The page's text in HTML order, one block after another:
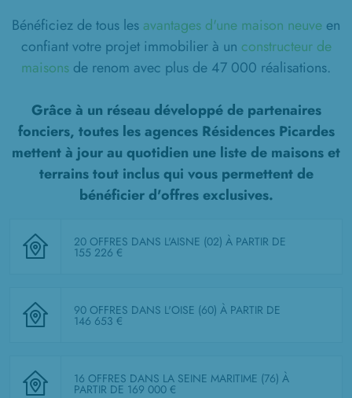
Bénéficiez de tous les avantages d'une maison neuve en
confiant votre projet immobilier à un constructeur de
maisons de renom avec plus de 47 000 réalisations.
Grâce à un réseau développé de partenaires
fonciers, toutes les agences Résidences Picardes
mettent à jour au quotidien une liste de maisons et
terrains tout inclusqui vous permettent de
bénéficier d'offres exclusives.
20 OFFRES DANS L'AISNE (02) À PARTIR DE
155 226 €
90 OFFRES DANS L'OISE (60) À PARTIR DE
146 653 €
16 OFFRES DANS LA SEINE MARITIME (76) À
PARTIR DE 169 000 €